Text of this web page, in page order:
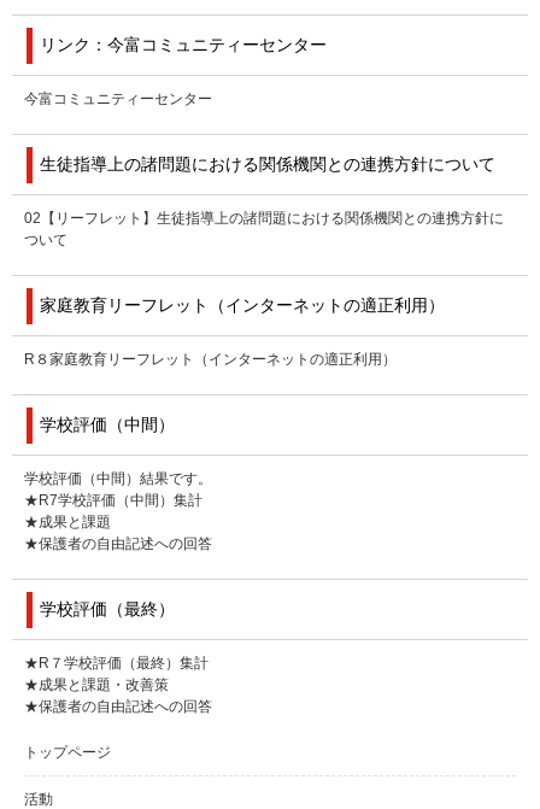
リンク：今富コミュニティーセンター
今富コミュニティーセンター
生徒指導上の諸問題における関係機関との連携方針について
02【リーフレット】生徒指導上の諸問題における関係機関との連携方針に
ついて
家庭教育リーフレット（インターネットの適正利用）
R８家庭教育リーフレット（インターネットの適正利用）
学校評価（中間）
学校評価（中間）結果です。
★R7学校評価（中間）集計
★成果と課題
★保護者の自由記述への回答
学校評価（最終）
★R７学校評価（最終）集計
★成果と課題・改善策
★保護者の自由記述への回答
トップページ
活動